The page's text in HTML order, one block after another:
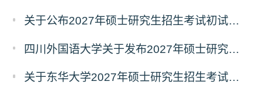
关于公布2027年硕士研究生招生考试初试自命题科目考试大纲的通知
四川外国语大学关于发布2027年硕士研究生招生考试自命题科目大纲的公告
关于东华大学2027年硕士研究生招生考试（初试）招生目录拟调整公告（一）